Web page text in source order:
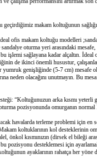
geçirdiğimiz makam koltuğunun
ofis makam koltuğu modelleri
oturma yeri arasındaki
işlemi sağlayana kadar alçaltın.
de ikinci önemli husustur,
yumruk genişliğinde (5-7 cm) mesafe
neden olacağını unutmayın. Bu
“Koltuğunuzun arka kısmı
pozisyonunda omurganın
havalarda terleme problemi için
koltuklarının kol desteklerinin
önkol kısmınızın (dirsek el bileği
pozisyonu desteklemesi için
ayaklarının rahatça her